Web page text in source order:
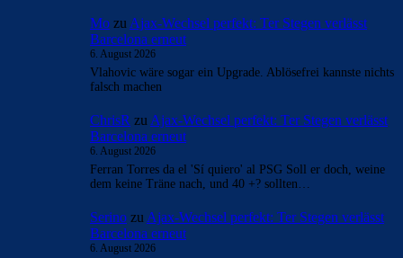
Mo zuAjax-Wechsel perfekt: Ter Stegen verlässt
Barcelona erneut
6. August 2026
Vlahovic wäre sogar ein Upgrade. Ablösefrei kannste nichts
falsch machen
ChrisR zu Ajax-Wechsel perfekt: Ter Stegen verlässt
Barcelona erneut
6. August 2026
Ferran Torres da el 'Sí quiero' al PSG Soll er doch, weine
dem keine Träne nach, und 40 +? sollten…
Serino zu Ajax-Wechsel perfekt: Ter Stegen verlässt
Barcelona erneut
6. August 2026